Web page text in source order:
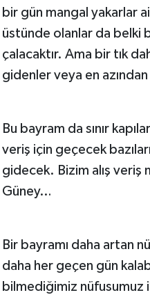
bir gün mangal yakarlar
üstünde olanlar da belki
çalacaktır. Ama bir tık
gidenler veya en
Bu bayram da sınır
veriş için geçecek
gidecek. Bizim alış veriş
Güney…
Bir bayramı daha artan
daha her geçen gün
bilmediğimiz nüfusumuz